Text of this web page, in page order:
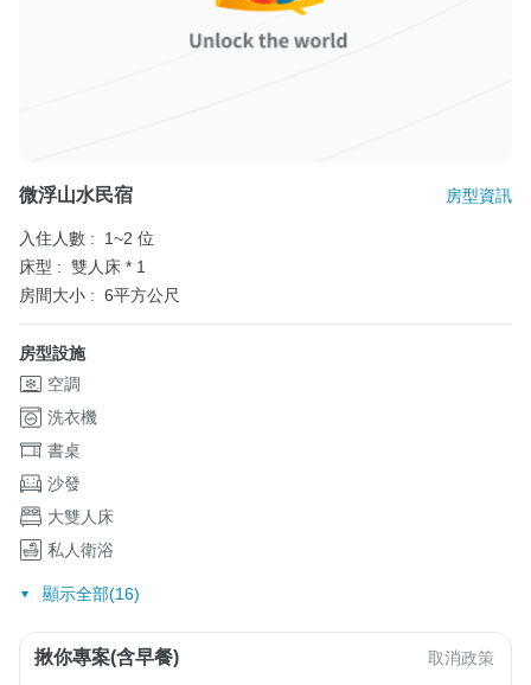
微浮山水民宿 房型資訊
入住人數 :
1~2 位
床型 : 雙人床 * 1
房間大小 : 6平方公尺
房型設施
空調
洗衣機
書桌
沙發
大雙人床
私人衛浴
顯示全部(16)
揪你專案(含早餐) 取消政策